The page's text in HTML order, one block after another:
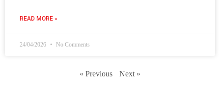
READ MORE »
24/04/2026 No Comments
« Previous Next »